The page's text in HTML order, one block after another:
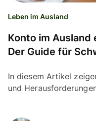
Leben im Ausland
Konto im
Der Guide für
In diesem Artikel
und